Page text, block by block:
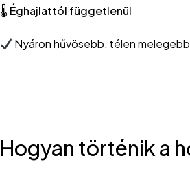
🌡 Éghajlattól függetlenül
Nyáron hűvösebb, télen
Hogyan történik a